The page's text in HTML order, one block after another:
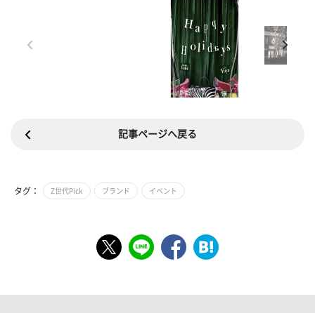
記事ページへ戻る
タグ： Z世代Pick ブランド イベント